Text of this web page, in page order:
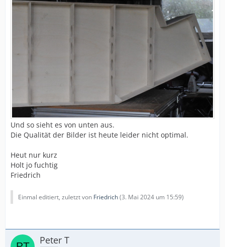
Und so sieht es von unten aus.
Die Qualität der Bilder ist heute leider nicht optimal.
Heut nur kurz
Holt jo fuchtig
Friedrich
Einmal editiert, zuletzt von Friedrich(3. Mai 2024 um 15:59)
Peter T